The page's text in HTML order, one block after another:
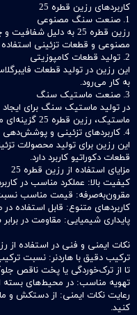
کاربردهای رزین قطره 25
1. صنعت سنگ مصنوعی
رزین قطره 25 به دلیل
مصنوعی و قطعات تزئینی
2. تولید قطعات کامپوزیتی
این رزین در تولید قطعات
به کار می‌رود.
3. صنعت ماستیک سنگ
در تولید ماستیک سنگ برای
ماستیک، رزین قطره 25 گزینه‌ای مناسب است.
4. کاربردهای تزئینی و پوشش‌دهی
این رزین برای تولید محصولات
قطعات دکوراتیو کاربرد دارد.
مزایای استفاده از رزین قطره 25
کیفیت بالا: عملکرد مناسب در
مقرون‌به‌صرفه: قیمت مناسب نسبت
کاربردهای متنوع: قابل استفاده
پایداری شیمیایی: مقاومت در
نکات ایمنی و فنی در استفاده از
ترکیب دقیق با هاردنر: نسبت
تا از ترک‌خوردگی یا پخت ناقص
تهویه مناسب: در محیط‌های بسته
رعایت نکات ایمنی: از دستکش و
کنید.